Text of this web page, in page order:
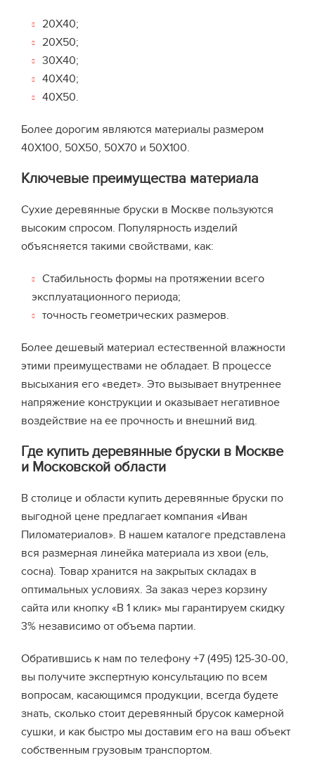
20X40;
20X50;
30X40;
40X40;
40X50.
Более дорогим являются материалы размером
40X100, 50X50, 50X70 и 50X100.
Ключевые преимущества материала
Сухие деревянные бруски в Москве пользуются
высоким спросом. Популярность изделий
объясняется такими свойствами, как:
Стабильность формы на протяжении всего
эксплуатационного периода;
точность геометрических размеров.
Более дешевый материал естественной влажности
этими преимуществами не обладает. В процессе
высыхания его «ведет». Это вызывает внутреннее
напряжение конструкции и оказывает негативное
воздействие на ее прочность и внешний вид.
Где купить деревянные бруски в Москве
и Московской области
В столице и области купить деревянные бруски по
выгодной цене предлагает компания «Иван
Пиломатериалов». В нашем каталоге представлена
вся размерная линейка материала из хвои (ель,
сосна). Товар хранится на закрытых складах в
оптимальных условиях. За заказ через корзину
сайта или кнопку «В 1 клик» мы гарантируем скидку
3% независимо от объема партии.
Обратившись к нам по телефону +7 (495) 125-30-00,
вы получите экспертную консультацию по всем
вопросам, касающимся продукции, всегда будете
знать, сколько стоит деревянный брусок камерной
сушки, и как быстро мы доставим его на ваш объект
собственным грузовым транспортом.